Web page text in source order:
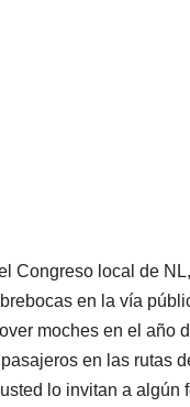
Congreso local de
en la vía
moches en el año
en las rutas
lo invitan a algún